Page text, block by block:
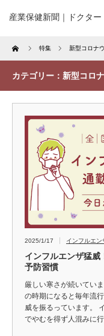
産業保健新聞｜ドクタ
Home 特集 新型コロナ
カテゴリー：新型コロ
2025/1/17 インフルエン
インフルエンザ猛威
予防習慣
厳しい寒さが続いてい
の時期になると毎年流
威を振るっています。
でやむを得ず人混みに